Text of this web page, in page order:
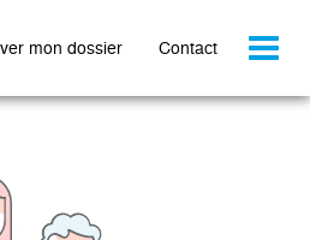
mon dossier Contact